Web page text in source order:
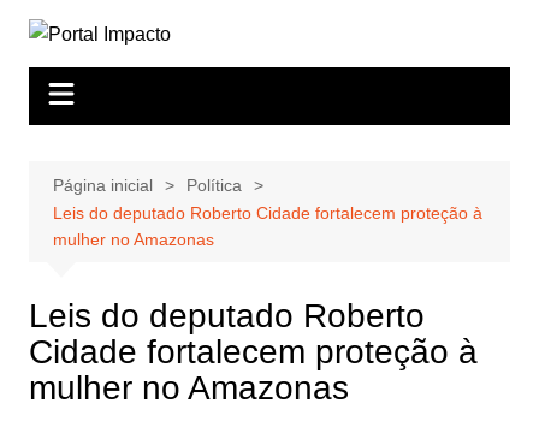
para
conteúdo
Página inicial
Política
Leis do deputado Roberto Cidade fortalecem proteção à
mulher no Amazonas
Leis do deputado Roberto
Cidade fortalecem proteção à
mulher no Amazonas